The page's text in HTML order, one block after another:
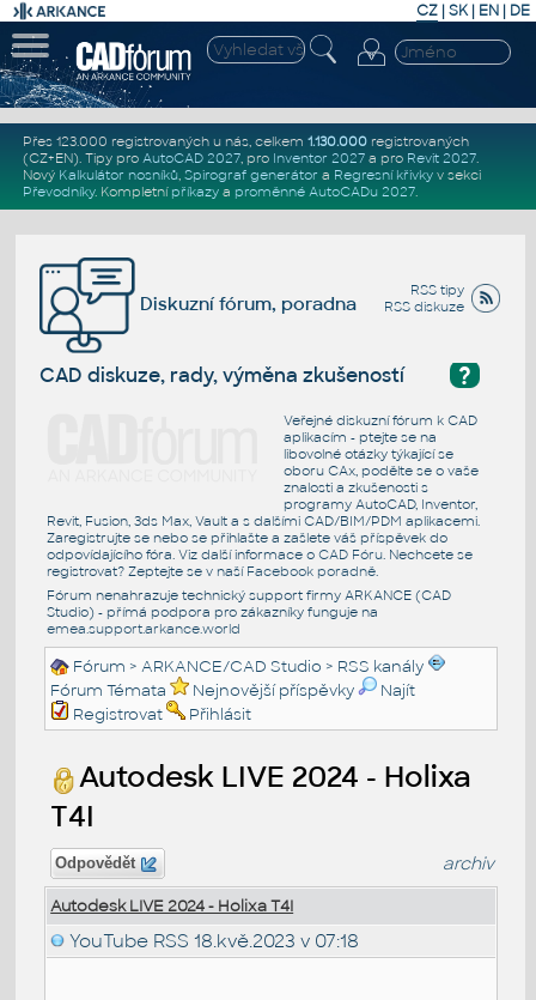
CZ | SK| EN | DE
Přes 123.000 registrovaných u nás, celkem 1.130.000registrovaných
(CZ+EN). Tipy pro AutoCAD 2027, pro Inventor 2027a pro Revit 2027.
Nový Kalkulátor nosníků, Spirograf generátor a Regresní křivkyv sekci
Převodníky. Kompletní příkazya proměnné AutoCADu 2027.
RSS tipy
RSS diskuze
Diskuzní fórum, poradna
?
CAD diskuze, rady, výměna zkušeností
Veřejné diskuzní fórum k CAD
aplikacím - ptejte se na
libovolné otázky týkající se
oboru CAx, podělte se o vaše
znalosti a zkušenosti s
programy AutoCAD, Inventor,
Revit, Fusion, 3ds Max, Vault a s dalšími CAD/BIM/PDM aplikacemi.
Zaregistrujte se nebo se přihlašte a zašlete váš příspěvek do
odpovídajícího fóra. Viz další informace o CAD Fóru. Nechcete se
registrovat? Zeptejte se v naší Facebook poradně.
Fórum nenahrazuje technický support firmy ARKANCE (CAD
Studio) - přímá podpora pro zákazníky funguje na
emea.support.arkance.world
Fórum >ARKANCE/CAD Studio > RSS kanály
Fórum Témata
Nejnovější příspěvky
Najít
Registrovat
Přihlásit
Autodesk LIVE 2024 - Holixa
T4I
Odpovědět archiv
Autodesk LIVE 2024 - Holixa T4I
YouTube RSS 18.kvě.2023 v 07:18